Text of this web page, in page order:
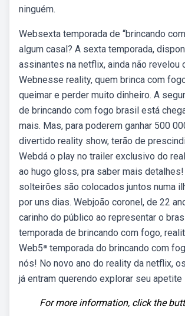
ninguém.
Websexta temporada de “brincando
algum casal? A sexta temporada,
assinantes na netflix, ainda não revelou
Webnesse reality, quem brinca com
queimar e perder muito dinheiro. A
de brincando com fogo brasil está
mais. Mas, para poderem ganhar 500
divertido reality show, terão de
Webdá o play no trailer exclusivo do
ao hugo gloss, pra saber mais
solteirões são colocados juntos numa
por uns dias. Webjoão coronel, de 22
carinho do público ao representar o
temporada de brincando com fogo,
Web5ª temporada do brincando com
nós! No novo ano do reality da netflix,
já entram querendo explorar seu apetite
For more information, click the